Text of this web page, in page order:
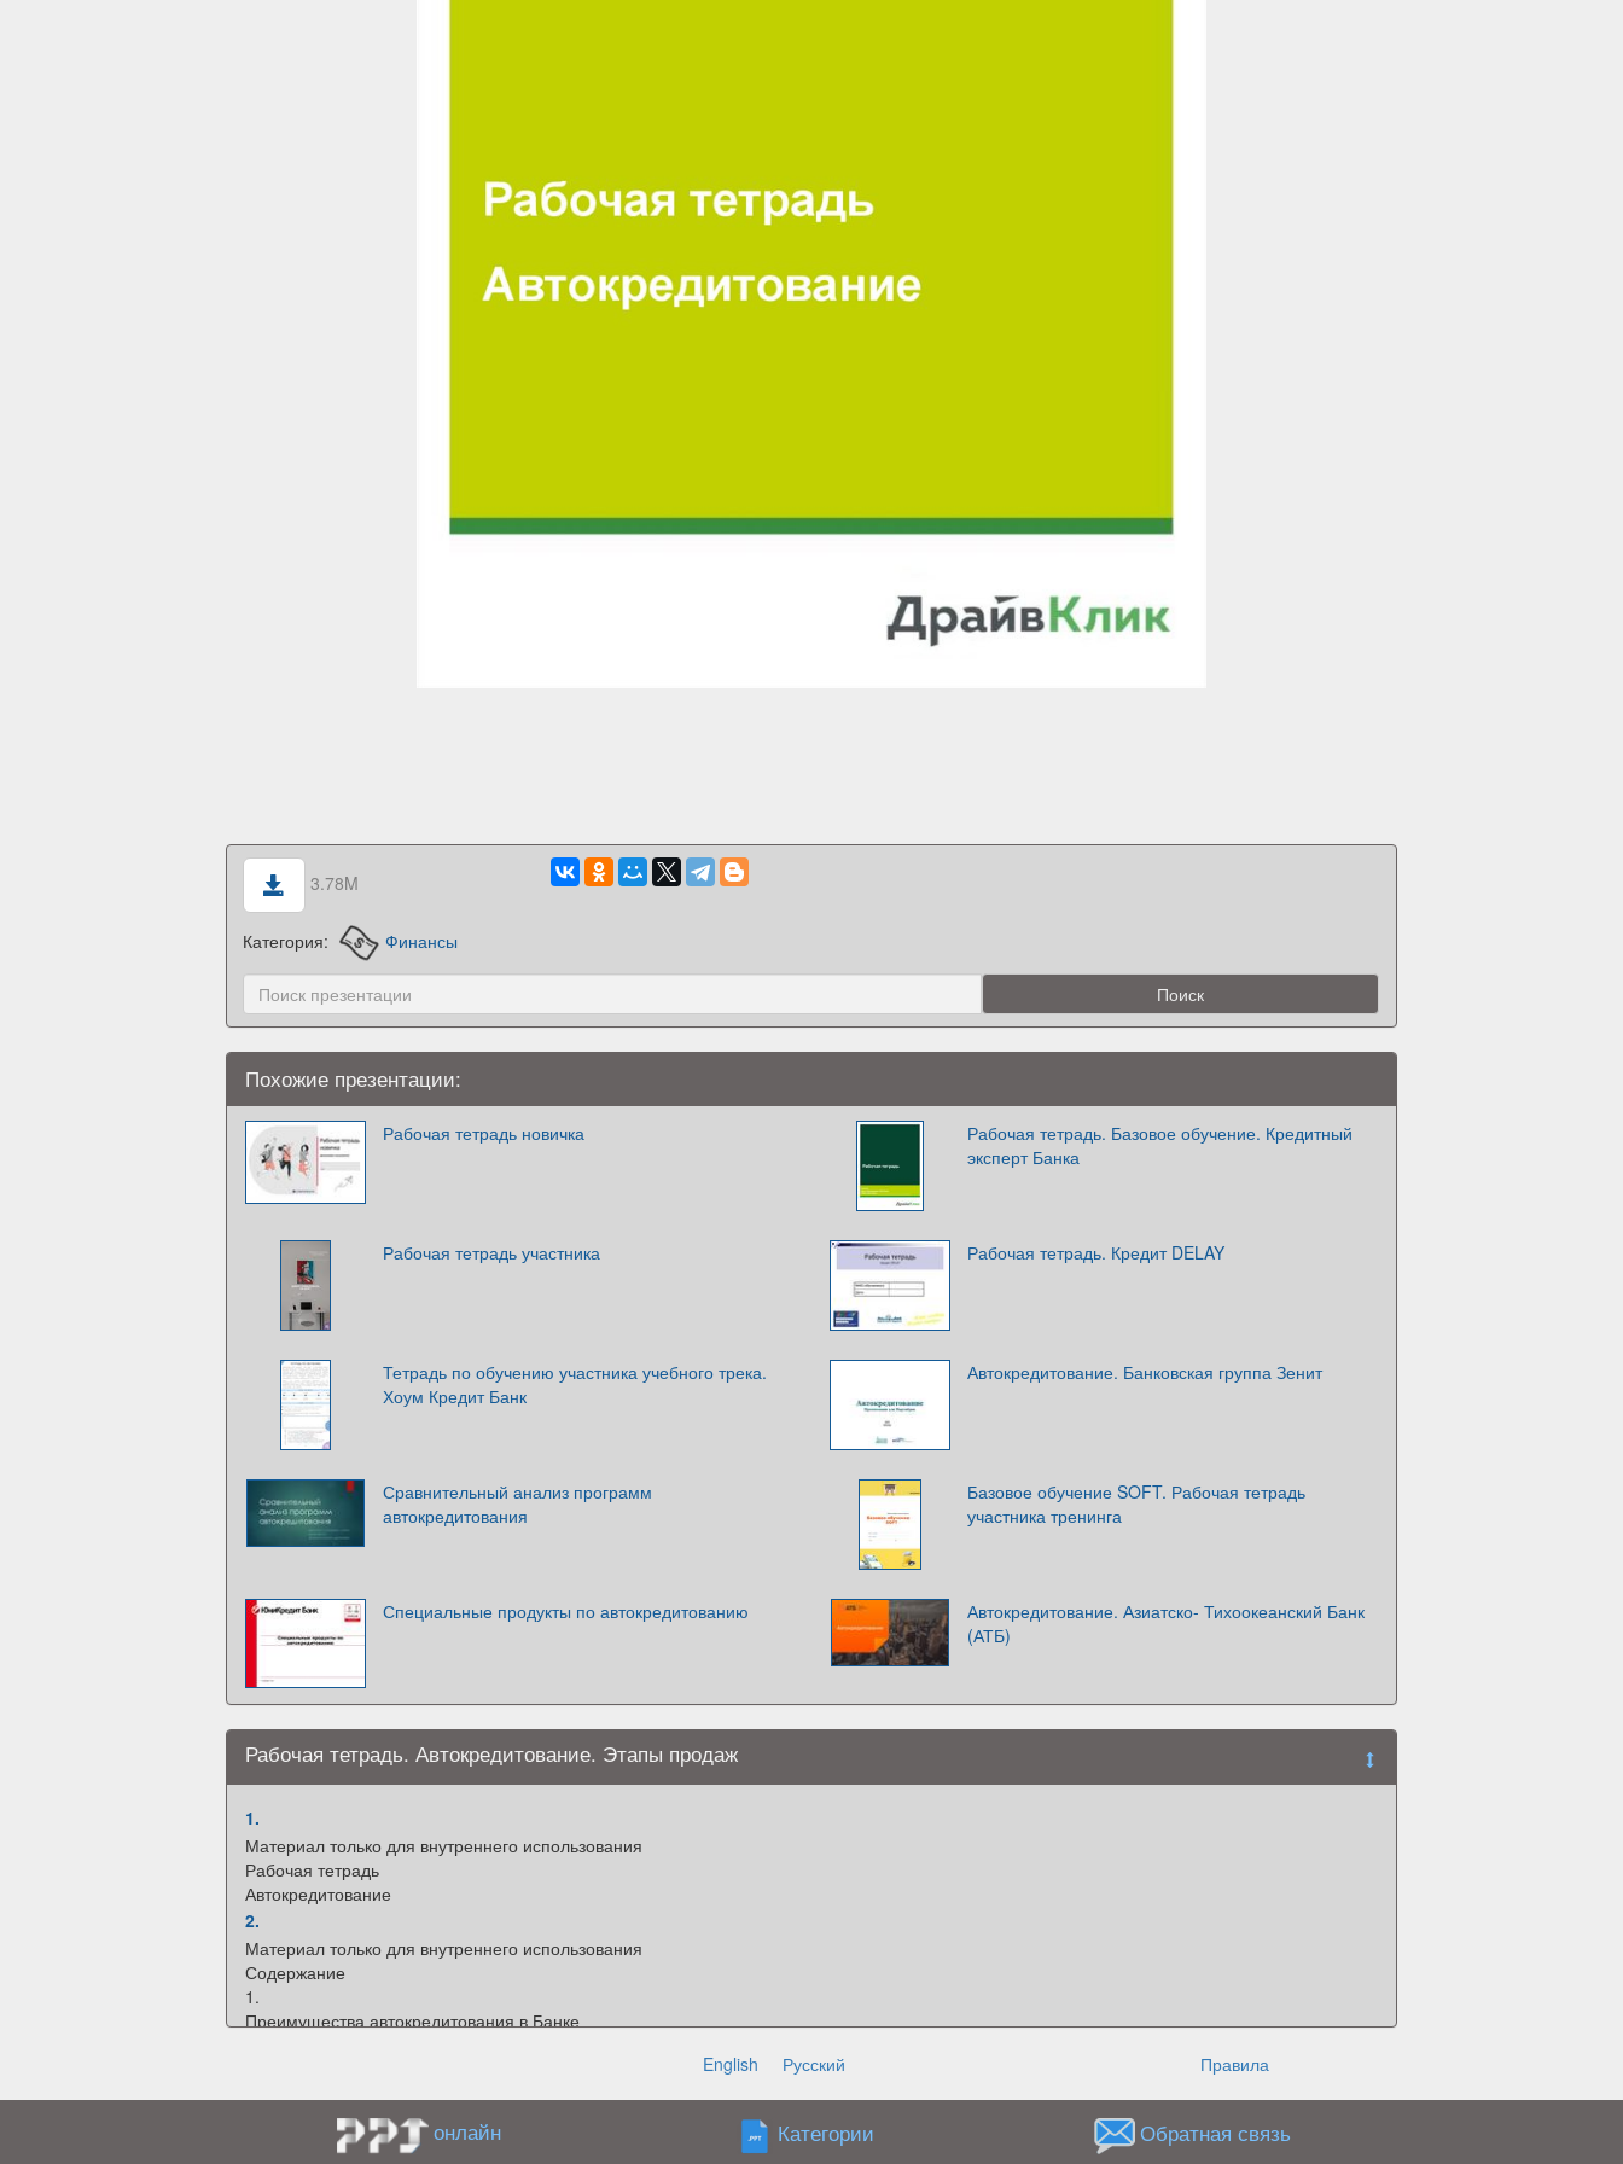
3.78M
Категория: Финансы
Похожие презентации:
Рабочая тетрадь новичка
Рабочая тетрадь. Базовое обучение. Кредитный
эксперт Банка
Рабочая тетрадь участника Рабочая тетрадь. Кредит DELAY
Тетрадь по обучению участника учебного трека.
Хоум Кредит Банк
Автокредитование. Банковская группа Зенит
Сравнительный анализ программ
автокредитования
Базовое обучение SOFT. Рабочая тетрадь
участника тренинга
Специальные продукты по автокредитованию
Автокредитование. Азиатско- Тихоокеанский Банк
(АТБ)
Рабочая тетрадь. Автокредитование. Этапы продаж
1.
Материал только для внутреннего использования
Рабочая тетрадь
Автокредитование
2.
Материал только для внутреннего использования
Содержание
1.
Преимущества автокредитования в Банке
English Русский Правила
онлайн Категории Обратная связь